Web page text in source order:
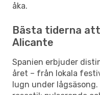
åka.
Bästa tiderna
Alicante
Spanien erbjuder
året – från lokala
lugn under